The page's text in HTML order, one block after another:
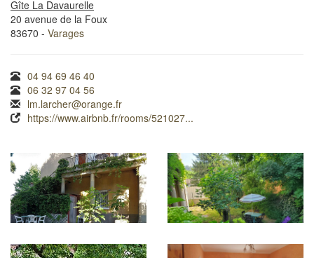
Gîte La Davaurelle
20 avenue de la Foux
83670 - Varages
04 94 69 46 40
06 32 97 04 56
lm.larcher@orange.fr
https://www.airbnb.fr/rooms/521027...